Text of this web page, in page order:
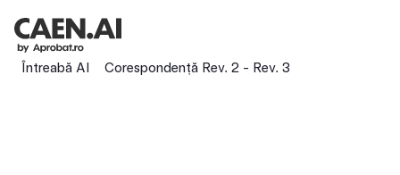
Întreabă AI Corespondență Rev. 2 - Rev. 3